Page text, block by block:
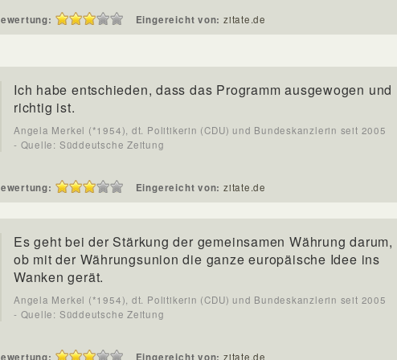
Eingereicht von: zitate.de
Ich habe entschieden, dass das Programm ausgewogen und
richtig ist.
Angela Merkel (*1954), dt. Politikerin (CDU) und Bundeskanzlerin seit 2005
- Quelle: Süddeutsche Zeitung
Eingereicht von: zitate.de
Es geht bei der Stärkung der gemeinsamen Währung darum,
ob mit der Währungsunion die ganze europäische Idee ins
Wanken gerät.
Angela Merkel (*1954), dt. Politikerin (CDU) und Bundeskanzlerin seit 2005
- Quelle: Süddeutsche Zeitung
Eingereicht von: zitate.de